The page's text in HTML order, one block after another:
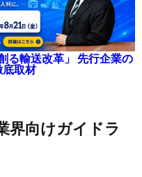
る輸送改革」 先行企業の
底取材